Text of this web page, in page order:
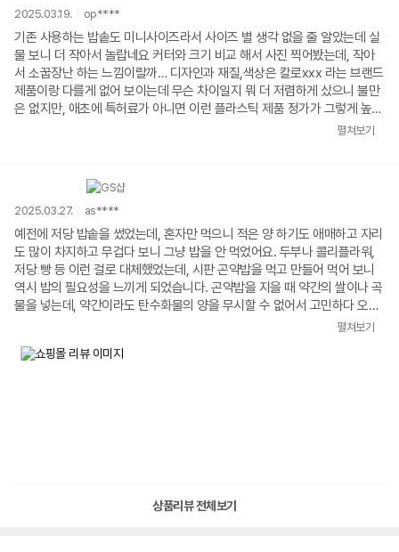
2025.03.19. op****
기존 사용하는 밥솥도 미니사이즈라서 사이즈 별 생각 없을 줄 알았는데 실
물 보니 더 작아서 놀랍네요 커터와 크기 비교 해서 사진 찍어봤는데, 작아
서 소꿉장난 하는 느낌이랄까… 디자인과 재질,색상은 칼로xxx 라는 브랜드
제품이랑 다를게 없어 보이는데 무슨 차이일지 뭐 더 저렴하게 샀으니 불만
은 없지만, 애초에 특허료가 아니면 이런 플라스틱 제품 정가가 그렇게 높을
일인가 싶기도 하고요 기존 전기밥솥에 추가로 스테인레스스틸 저당용 내솥
쓰다가 금방 부러지는거 아닌가 싶을 정도로 좀 약해보이는데 써보면 알겠
죠 그래도 메이드인 코리아라네요 설명서는 한장짜리 접은 면으로 치면 8면
입니다 전자레인지 증기가 너무 차서 밥짓는 용도로는 얼마나 자주 쓸지는
모르겠으나 계란찜하고 소량의 채소 데치는 것만 해도 꽤 쓸모있을 듯 하네
요
펼쳐보기
2025.03.27. as****
예전에 저당 밥솥을 썼었는데, 혼자만 먹으니 적은 양 하기도 애매하고 자리
도 많이 차지하고 무겁다 보니 그냥 밥을 안 먹었어요. 두부나 콜리플라워,
저당 빵 등 이런 걸로 대체했었는데, 시판 곤약밥을 먹고 만들어 먹어 보니
역시 밥의 필요성을 느끼게 되었습니다. 곤약밥을 지을 때 약간의 쌀이나 곡
물을 넣는데, 약간이라도 탄수화물의 양을 무시할 수 없어서 고민하다 오늘
펼쳐보기
상품리뷰 전체보기